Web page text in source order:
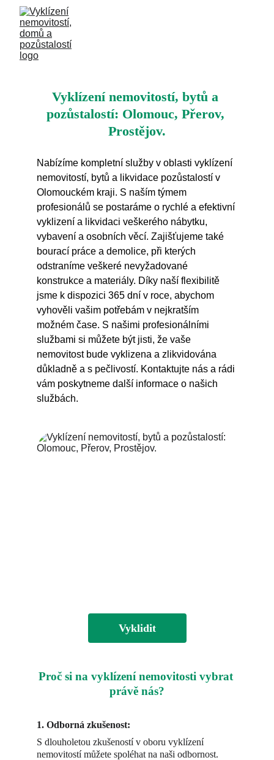
Vyklízení nemovitostí, bytů a
pozůstalostí: Olomouc, Přerov,
Prostějov.
Nabízíme kompletní služby v oblasti vyklízení
nemovitostí, bytů a likvidace pozůstalostí v
Olomouckém kraji. S naším týmem
profesionálů se postaráme o rychlé a efektivní
vyklizení a likvidaci veškerého nábytku,
vybavení a osobních věcí. Zajišťujeme také
bourací práce a demolice, při kterých
odstraníme veškeré nevyžadované
konstrukce a materiály. Díky naší flexibilitě
jsme k dispozici 365 dní v roce, abychom
vyhověli vašim potřebám v nejkratším
možném čase. S našimi profesionálními
službami si můžete být jisti, že vaše
nemovitost bude vyklizena a zlikvidována
důkladně a s pečlivostí. Kontaktujte nás a rádi
vám poskytneme další informace o našich
službách.
Vyklidit
Proč si na vyklízení nemovitosti vybrat
právě nás?
1. Odborná zkušenost:
S dlouholetou zkušeností v oboru vyklízení
nemovitostí můžete spoléhat na naši odbornost.